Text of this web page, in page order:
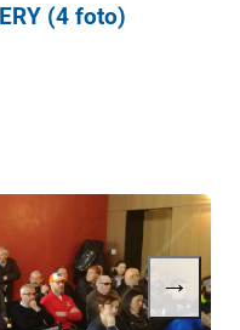
(4 foto)
→